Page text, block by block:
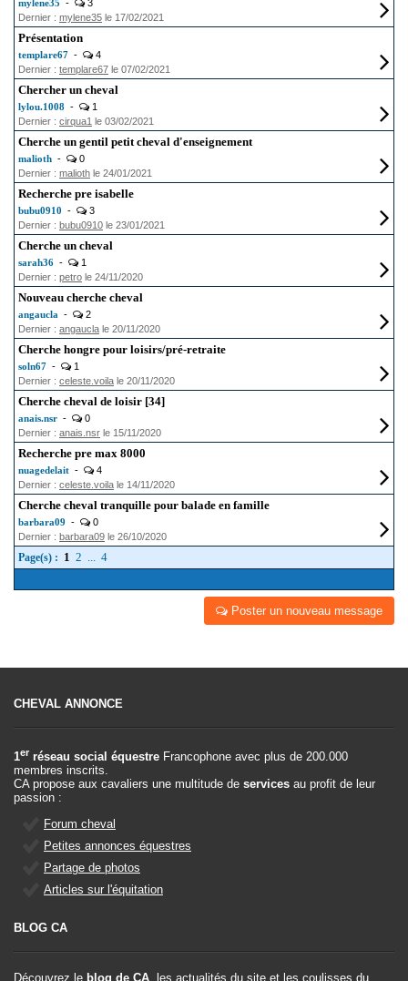
mylene35 -
3
Dernier : mylene35 le 17/02/2021
Présentation
templare67 -
4
Dernier : templare67 le 07/02/2021
Chercher un cheval
lylou.1008 -
1
Dernier : cirqua1 le 03/02/2021
Cherche un gentil petit cheval d'enseignement
malioth -
0
Dernier : malioth le 24/01/2021
Recherche pre isabelle
bubu0910 -
3
Dernier : bubu0910 le 23/01/2021
Cherche un cheval
sarah36 -
1
Dernier : petro le 24/11/2020
Nouveau cherche cheval
angaucla -
2
Dernier : angaucla le 20/11/2020
Cherche hongre pour loisirs/pré-retraite
soln67 -
1
Dernier : celeste.voila le 20/11/2020
Cherche cheval de loisir [34]
anais.nsr -
0
Dernier : anais.nsr le 15/11/2020
Recherche pre max 8000
nuagedelait -
4
Dernier : celeste.voila le 14/11/2020
Cherche cheval tranquille pour balade en famille
barbara09 -
0
Dernier : barbara09 le 26/10/2020
Page(s) : 1 2 ... 4
Poster un nouveau message
CHEVAL ANNONCE
1er réseau social équestre Francophone avec plus de 200.000
membres inscrits.
CA propose aux cavaliers une multitude de services au profit de leur
passion :
Forum cheval
Petites annonces équestres
Partage de photos
Articles sur l'équitation
BLOG CA
Découvrez le blog de CA , les actualités du site et les coulisses du